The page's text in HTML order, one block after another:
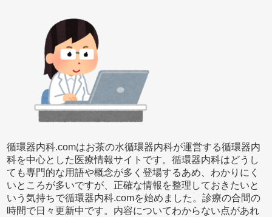
循環器内科.comはお茶の水循環器内科が運営する循環器内
科を中心とした医療情報サイトです。循環器内科はどうし
ても専門的な用語や概念が多く登場するあめ、わかりにく
いところが多いですが、正確な情報を整理しておきたいと
いう気持ちで循環器内科.comを始めました。診療の合間の
時間で日々更新中です。内容についてわからない点があれ